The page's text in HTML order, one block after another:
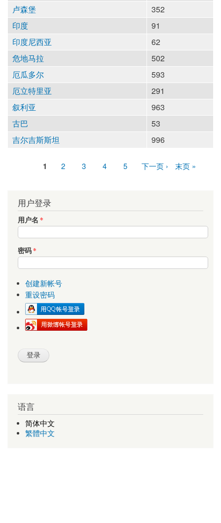
卢森堡
352
印度
91
印度尼西亚
62
危地马拉
502
厄瓜多尔
593
厄立特里亚
291
叙利亚
963
古巴
53
吉尔吉斯斯坦
996
1 2 3 4 5 下一页 › 末页 »
用户登录
用户名 *
密码*
创建新帐号
重设密码
语言
简体中文
繁體中文